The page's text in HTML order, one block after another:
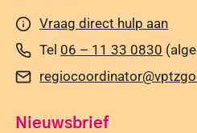
Vraag direct hulp aan
Tel 06 – 11 33 0830
Nieuwsbrief